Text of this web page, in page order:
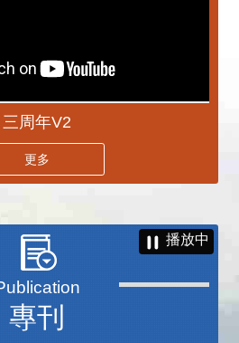
三周年V2
更多
專刊
播放中